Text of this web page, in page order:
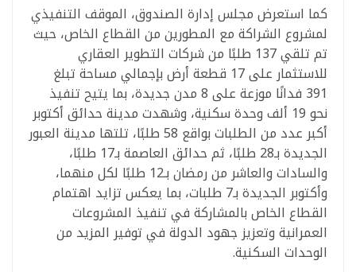
كما استعرض مجلس إدارة الصندوق، الموقف التنفيذي
لمشروع الشراكة مع المطورين من القطاع الخاص، حيث
تم تلقي 137 طلبًا من شركات التطوير العقاري
للاستثمار على 17 قطعة أرض بإجمالي مساحة تبلغ
391 فدانًا موزعة على 8 مدن جديدة، بما يتيح تنفيذ
نحو 19 ألف وحدة سكنية، وشهدت مدينة حدائق أكتوبر
أكبر عدد من الطلبات بواقع 58 طلبًا، تلتها مدينة العبور
الجديدة بـ28 طلبًا، ثم حدائق العاصمة بـ17 طلبًا،
والسادات والعاشر من رمضان بـ12 طلبًا لكل منهما،
وأكتوبر الجديدة بـ7 طلبات، بما يعكس تزايد اهتمام
القطاع الخاص بالمشاركة في تنفيذ المشروعات
العمرانية وتعزيز جهود الدولة في توفير المزيد من
الوحدات السكنية.